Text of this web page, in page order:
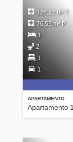
APARTAMENTO
Apartamento
126,72 m² T
76,55 m² P
1
2
1
1